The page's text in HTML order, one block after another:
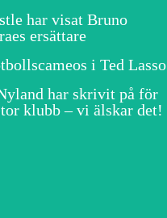
har visat Bruno
ersättare
i Ted Lasso
har skrivit på för
klubb – vi älskar det!